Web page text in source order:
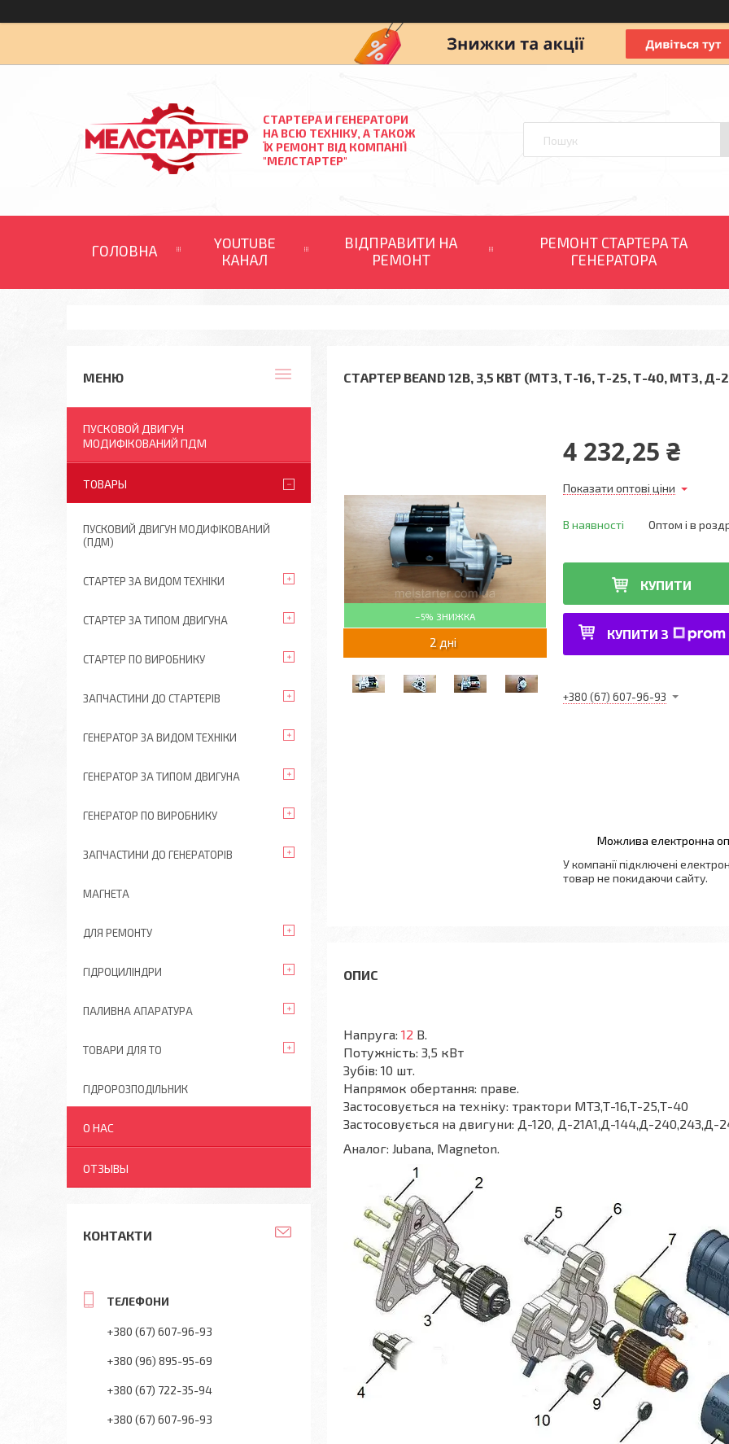
СТАРТЕРА И ГЕНЕРАТОРИ
НА ВСЮ ТЕХНІКУ, А ТАКОЖ
ЇХ РЕМОНТ ВІД КОМПАНІЇ
"МЕЛСТАРТЕР"
ГОЛОВНА
YOUTUBE
КАНАЛ
ВІДПРАВИТИ НА
РЕМОНТ
РЕМОНТ СТАРТЕРА ТА
ГЕНЕРАТОРА
СТАРТЕР BEAND 12В, 3,5 КВТ (МТЗ, Т-16, Т-25, Т-40, МТЗ,
–5%
2 дні
4 232,25 ₴
Показати оптові ціни
В наявності Оптом і в
КУПИТИ
КУПИТИ З
+380 (67) 607-96-93
У компанії підключені
товар не покидаючи сайту.
Напруга: 12 В.
Потужність: 3,5 кВт
Зубів: 10 шт.
Напрямок обертання: праве.
Застосовується на техніку: трактори МТЗ,Т-16,Т-25,Т-40
Застосовується на двигуни: Д-120, Д-21А1,Д-144,Д-240,243,Д-
Аналог: Jubana, Magneton.
ПУСКОВОЙ ДВИГУН
МОДИФІКОВАНИЙ ПДМ
ТОВАРЫ
ПУСКОВИЙ ДВИГУН МОДИФІКОВАНИЙ
(ПДМ)
СТАРТЕР ЗА ВИДОМ ТЕХНІКИ
СТАРТЕР ЗА ТИПОМ ДВИГУНА
СТАРТЕР ПО ВИРОБНИКУ
ЗАПЧАСТИНИ ДО СТАРТЕРІВ
ГЕНЕРАТОР ЗА ВИДОМ ТЕХНІКИ
ГЕНЕРАТОР ЗА ТИПОМ ДВИГУНА
ГЕНЕРАТОР ПО ВИРОБНИКУ
ЗАПЧАСТИНИ ДО ГЕНЕРАТОРІВ
МАГНЕТА
ДЛЯ РЕМОНТУ
ГІДРОЦИЛІНДРИ
ПАЛИВНА АПАРАТУРА
ТОВАРИ ДЛЯ ТО
ГІДРОРОЗПОДІЛЬНИК
О НАС
ОТЗЫВЫ
КОНТАКТИ
+380 (67) 607-96-93
+380 (96) 895-95-69
+380 (67) 722-35-94
+380 (67) 607-96-93